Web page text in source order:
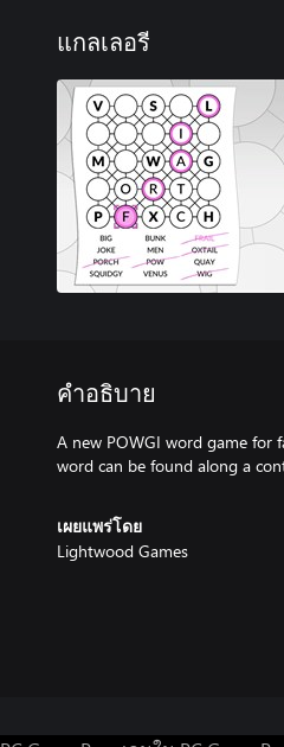
แกลเลอรี
คำอธิบาย
A new POWGI word game for
word can be found along a
เผยแพร่โดย
Lightwood Games